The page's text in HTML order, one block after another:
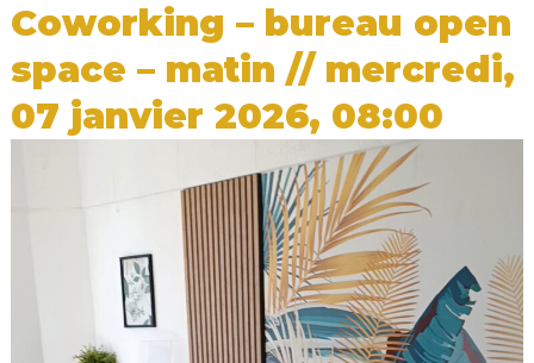
Coworking – bureau open
space – matin // mercredi,
07 janvier 2026, 08:00